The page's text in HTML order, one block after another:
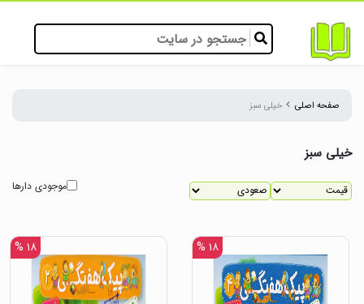
صفحه اصلی خیلی سبز
خیلی سبز
موجودی دارها
۱۸ % ۱۸ %